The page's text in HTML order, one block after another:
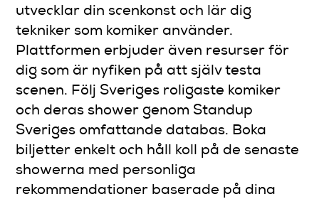
utvecklar din scenkonst och lär dig
tekniker som komiker använder.
Plattformen erbjuder även resurser för
dig som är nyfiken på att själv testa
scenen. Följ Sveriges roligaste komiker
och deras shower genom Standup
Sveriges omfattande databas. Boka
biljetter enkelt och håll koll på de senaste
showerna med personliga
rekommendationer baserade på dina